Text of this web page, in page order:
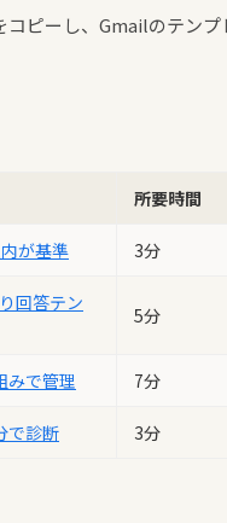
ピーし、Gmailのテン
所要時間
が基準 3分
回答テン
5分
みで管理 7分
で診断 3分